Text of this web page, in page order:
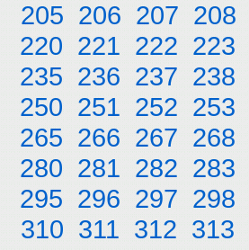
205 206 207 208
220 221 222 223
235 236 237 238
250 251 252 253
265 266 267 268
280 281 282 283
295 296 297 298
310 311 312 313